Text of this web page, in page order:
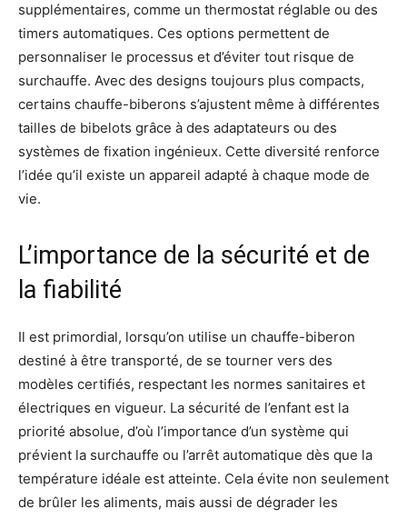
supplémentaires, comme un thermostat réglable ou des
timers automatiques. Ces options permettent de
personnaliser le processus et d’éviter tout risque de
surchauffe. Avec des designs toujours plus compacts,
certains chauffe-biberons s’ajustent même à différentes
tailles de bibelots grâce à des adaptateurs ou des
systèmes de fixation ingénieux. Cette diversité renforce
l’idée qu’il existe un appareil adapté à chaque mode de
vie.
L’importance de la sécurité et de
la fiabilité
Il est primordial, lorsqu’on utilise un chauffe-biberon
destiné à être transporté, de se tourner vers des
modèles certifiés, respectant les normes sanitaires et
électriques en vigueur. La sécurité de l’enfant est la
priorité absolue, d’où l’importance d’un système qui
prévient la surchauffe ou l’arrêt automatique dès que la
température idéale est atteinte. Cela évite non seulement
de brûler les aliments, mais aussi de dégrader les